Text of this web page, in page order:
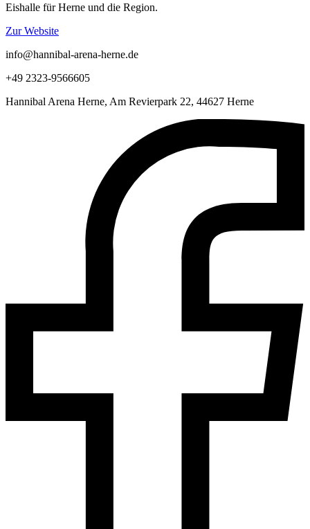
Eishalle für Herne und die Region.
Zur Website
info@hannibal-arena-herne.de
+49 2323-9566605
Hannibal Arena Herne, Am Revierpark 22, 44627 Herne